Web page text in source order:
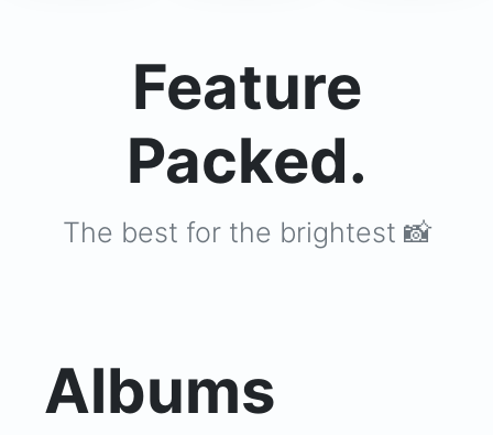
Feature
Packed.
The best for the brightest 📸
Albums